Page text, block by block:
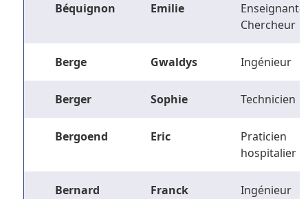
Béquignon Emilie
Enseignant-
Chercheur
Berge Gwaldys Ingénieur
Berger Sophie Technicien
Bergoend Eric
Praticien
hospitalier
Bernard Franck Ingénieur